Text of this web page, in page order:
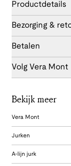
Productdetails
Bezorging &
Betalen
Volg Vera Mont
Bekijk meer
Vera Mont
Jurken
A-lijn jurk